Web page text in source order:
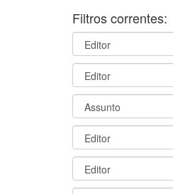
Filtros correntes: